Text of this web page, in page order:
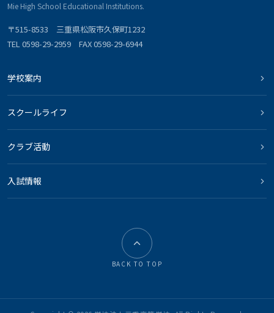
Mie High School Educational Institutions.
〒515-8533 三重県松阪市久保町1232
TEL 0598-29-2959 FAX 0598-29-6944
学校案内
スクールライフ
クラブ活動
入試情報
BACK TO TOP